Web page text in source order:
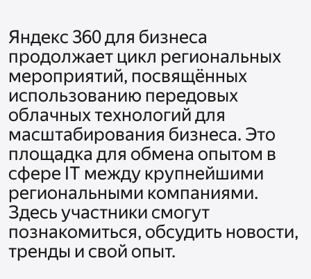
Яндекс 360 для бизнеса
продолжает цикл региональных
мероприятий, посвящённых
использованию передовых
облачных технологий для
масштабирования бизнеса. Это
площадка для обмена опытом в
сфере IT между крупнейшими
региональными компаниями.
Здесь участники смогут
познакомиться, обсудить новости,
тренды и свой опыт.